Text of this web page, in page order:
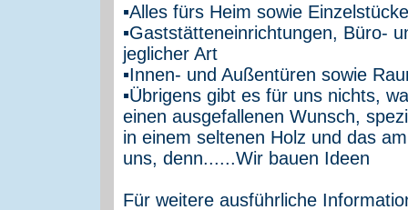
▪Alles fürs Heim sowie Einzelstücke
▪Gaststätteneinrichtungen, Büro-
jeglicher Art
▪Innen- und Außentüren sowie
▪Übrigens gibt es für uns nichts,
einen ausgefallenen Wunsch,
in einem seltenen Holz und das
uns, denn......Wir bauen Ideen
Für weitere ausführliche